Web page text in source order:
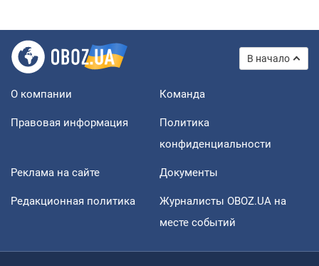
В начало
О компании Команда
Правовая информация
Политика
конфиденциальности
Реклама на сайте Документы
Редакционная политика
Журналисты OBOZ.UA на
месте событий